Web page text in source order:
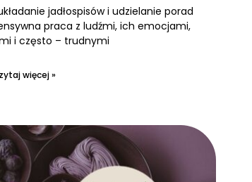
jadłospisów i udzielanie porad
praca z ludźmi, ich emocjami,
i często – trudnymi
więcej »